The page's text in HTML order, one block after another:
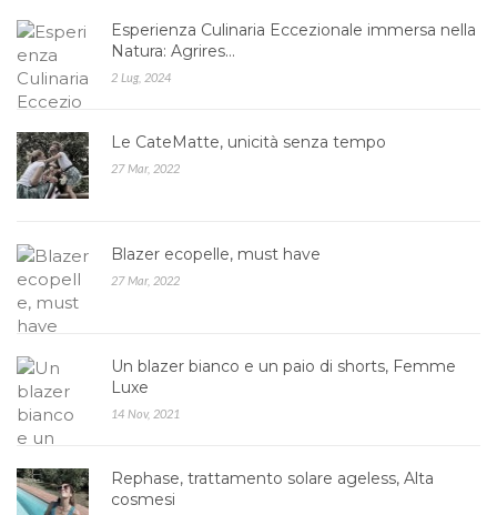
Esperienza Culinaria Eccezionale immersa nella
Natura: Agrires…
2 Lug, 2024
Le CateMatte, unicità senza tempo
27 Mar, 2022
Blazer ecopelle, must have
27 Mar, 2022
Un blazer bianco e un paio di shorts, Femme
Luxe
14 Nov, 2021
Rephase, trattamento solare ageless, Alta
cosmesi